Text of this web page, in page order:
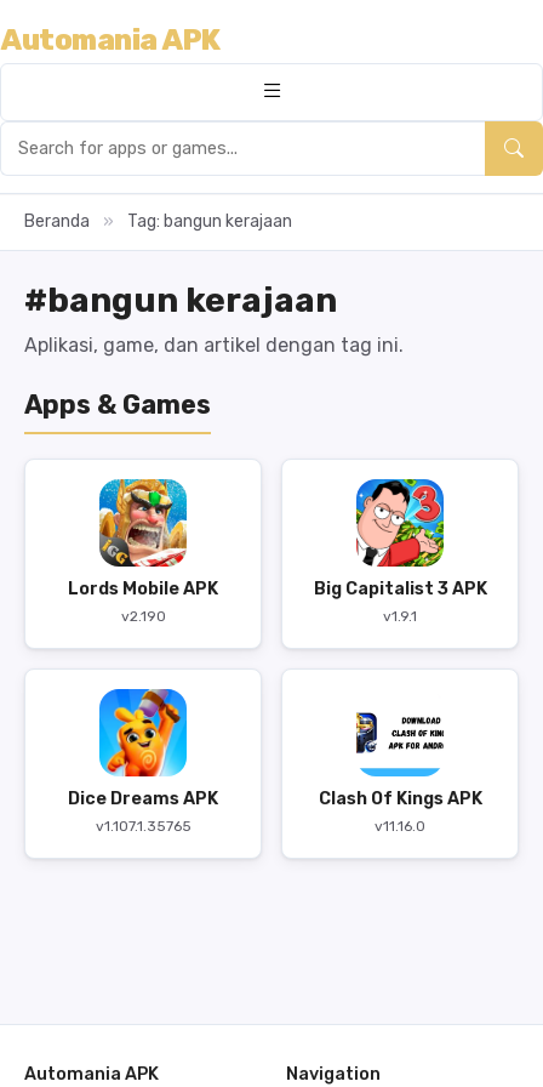
Automania APK
Beranda » Tag: bangun kerajaan
#bangun kerajaan
Aplikasi, game, dan artikel dengan tag ini.
Apps & Games
Lords Mobile APK
v2.190
Big Capitalist 3 APK
v1.9.1
Dice Dreams APK
v1.107.1.35765
Clash Of Kings APK
v11.16.0
Automania APK Navigation